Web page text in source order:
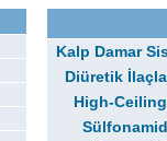
Kalp Damar
Diüretik
High-